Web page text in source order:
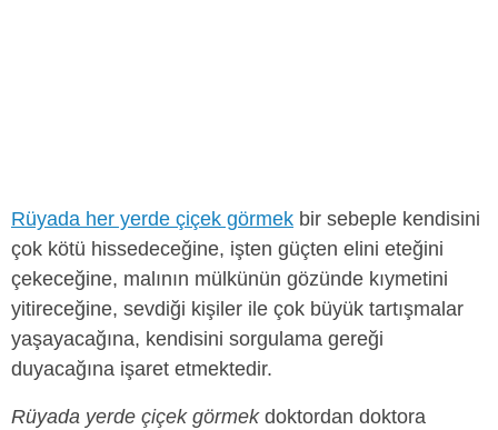
Rüyada her yerde çiçek görmek bir sebeple kendisini
çok kötü hissedeceğine, işten güçten elini eteğini
çekeceğine, malının mülkünün gözünde kıymetini
yitireceğine, sevdiği kişiler ile çok büyük tartışmalar
yaşayacağına, kendisini sorgulama gereği
duyacağına işaret etmektedir.
Rüyada yerde çiçek görmekdoktordan doktora